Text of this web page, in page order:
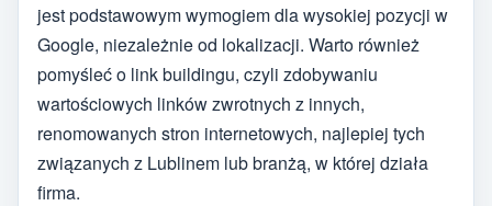
jest podstawowym wymogiem dla wysokiej pozycji w
Google, niezależnie od lokalizacji. Warto również
pomyśleć o link buildingu, czyli zdobywaniu
wartościowych linków zwrotnych z innych,
renomowanych stron internetowych, najlepiej tych
związanych z Lublinem lub branżą, w której działa
firma.